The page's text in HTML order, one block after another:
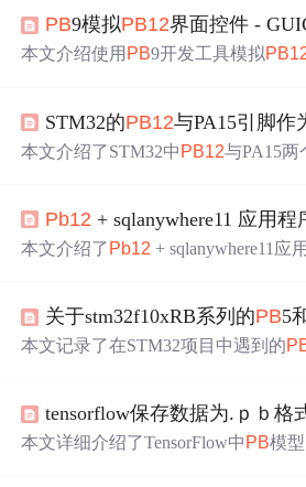
PB9模拟PB12界面控件 -
本文介绍使用 PB9开发工具模拟PB
技巧，探讨图标资源应用与界面个性
业应用的优势，并给出综合案例实
STM32的PB12与PA15引脚作为
本文介绍了STM32中 PB12与PA15两
Pb12 + sqlanywhere11 应用
本文介绍了 Pb12 + sqlanywhere11应
关信息。可用InstallShield注册，也可
安装环境，在WIN2003和winxp测试
关于stm32f10xRB系列的PB5
本文记录了在STM32项目中遇到的
BA、TIM3_CH2与I2C1 SMBA存在
用SPI或TIM3功能时关闭I2C1的时钟
tensorflow保存数据为.ｐｂ格
本文详细介绍了TensorFlow中 PB模